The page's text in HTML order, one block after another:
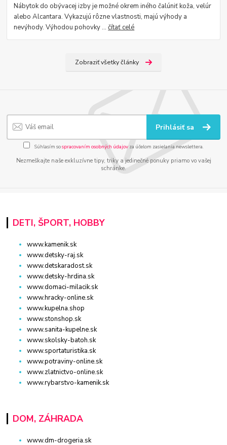
Nábytok do obývacej izby je možné okrem iného čalúniť koža, velúr
alebo Alcantara. Vykazujú rôzne vlastnosti, majú výhody a
nevýhody. Výhodou pohovky ...čítať celé
Zobraziť všetky články
Prihlásiť sa
Súhlasím sospracovaním osobných údajov za účelom zasielania newslettera.
Nezmeškajte naše exkluzívne tipy, triky a jedinečné ponuky priamo vo vašej
schránke.
DETI, ŠPORT, HOBBY
www.kamenik.sk
www.detsky-raj.sk
www.detskaradost.sk
www.detsky-hrdina.sk
www.domaci-milacik.sk
www.hracky-online.sk
www.kupelna.shop
www.stonshop.sk
www.sanita-kupelne.sk
www.skolsky-batoh.sk
www.sportaturistika.sk
www.potraviny-online.sk
www.zlatnictvo-online.sk
www.rybarstvo-kamenik.sk
DOM, ZÁHRADA
www.dm-drogeria.sk